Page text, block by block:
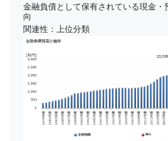
金融負債として保有されている現金・
向
関連性：上位分類